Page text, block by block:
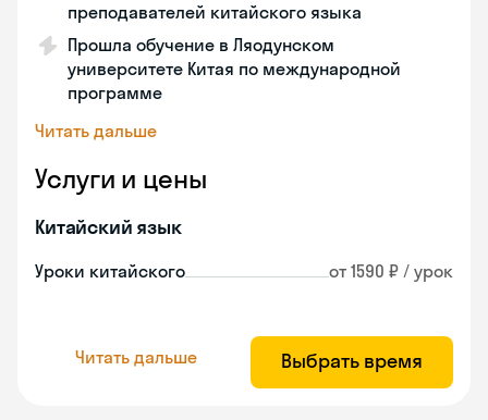
преподавателей китайского языка
Прошла обучение в Ляодунском
университете Китая по международной
программе
Читать дальше
Услуги и цены
Китайский язык
Уроки китайского от 1590 ₽ / урок
Читать дальше Выбрать время